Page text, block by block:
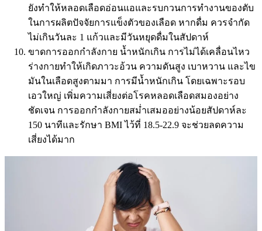
ยังทำให้หลอดเลือดอ่อนแอและรบกวนการทำงานของตับ
ในการผลิตปัจจัยการแข็งตัวของเลือด หากดื่ม ควรจำกัด
ไม่เกินวันละ 1 แก้วและมีวันหยุดดื่มในสัปดาห์
ขาดการออกกำลังกาย น้ำหนักเกิน การไม่ได้เคลื่อนไหว
ร่างกายทำให้เกิดภาวะอ้วน ความดันสูง เบาหวาน และไข
มันในเลือดสูงตามมา การมีน้ำหนักเกิน โดยเฉพาะรอบ
เอวใหญ่ เพิ่มความเสี่ยงต่อโรคหลอดเลือดสมองอย่าง
ชัดเจน การออกกำลังกายสม่ำเสมออย่างน้อยสัปดาห์ละ
150 นาทีและรักษา BMI ไว้ที่ 18.5-22.9 จะช่วยลดความ
เสี่ยงได้มาก